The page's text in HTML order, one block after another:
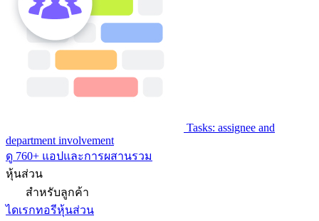
Tasks: assignee and
department involvement
ดู 760+ แอปและการผสานรวม
หุ้นส่วน
สำหรับลูกค้า
ไดเรกทอรีหุ้นส่วน